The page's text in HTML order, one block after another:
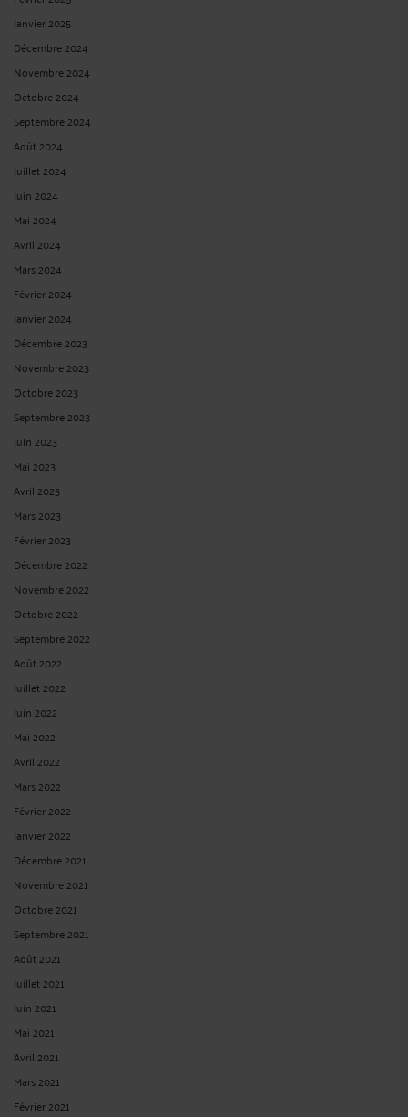
Janvier 2025
Décembre 2024
Novembre 2024
Octobre 2024
Septembre 2024
Août 2024
Juillet 2024
Juin 2024
Mai 2024
Avril 2024
Mars 2024
Février 2024
Janvier 2024
Décembre 2023
Novembre 2023
Octobre 2023
Septembre 2023
Juin 2023
Mai 2023
Avril 2023
Mars 2023
Février 2023
Décembre 2022
Novembre 2022
Octobre 2022
Septembre 2022
Août 2022
Juillet 2022
Juin 2022
Mai 2022
Avril 2022
Mars 2022
Février 2022
Janvier 2022
Décembre 2021
Novembre 2021
Octobre 2021
Septembre 2021
Août 2021
Juillet 2021
Juin 2021
Mai 2021
Avril 2021
Mars 2021
Février 2021